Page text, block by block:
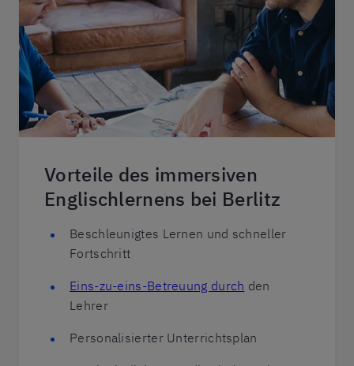
Vorteile des immersiven
Englischlernens bei Berlitz
Beschleunigtes Lernen und schneller
Fortschritt
Eins-zu-eins-Betreuung durch den
Lehrer
Personalisierter Unterrichtsplan